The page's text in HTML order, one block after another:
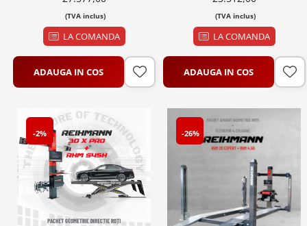
(TVA inclus)
LA COMANDA
ADAUGA IN COS
(TVA inclus)
LA COMANDA
ADAUGA IN COS
-2% -26%